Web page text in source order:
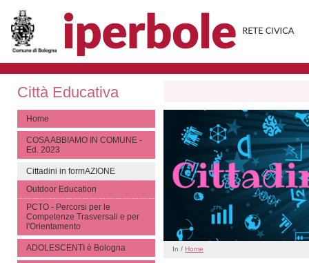
Città Educativa
Home
COSA ABBIAMO IN COMUNE -
Ed. 2023
Cittadini in formAZIONE
Outdoor Education
PCTO - Percorsi per le
Competenze Trasversali e per
l'Orientamento
ADOLESCENTI è Bologna In / Home